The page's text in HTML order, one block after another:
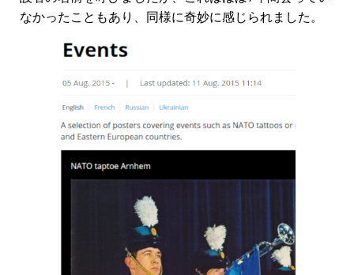
なかったこともあり、同様に奇妙に感じられました。